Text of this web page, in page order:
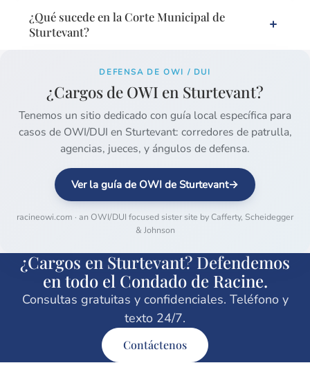
¿Qué sucede en la Corte Municipal de
Sturtevant?
DEFENSA DE OWI / DUI
¿Cargos de OWI en Sturtevant?
Tenemos un sitio dedicado con guía local específica para
casos de OWI/DUI en Sturtevant: corredores de patrulla,
agencias, jueces, y ángulos de defensa.
Ver la guía de OWI de Sturtevant→
racineowi.com · an OWI/DUI focused sister site by Cafferty, Scheidegger
& Johnson
¿Cargos en Sturtevant? Defendemos
en todo el Condado de Racine.
Consultas gratuitas y confidenciales. Teléfono y
texto 24/7.
Contáctenos